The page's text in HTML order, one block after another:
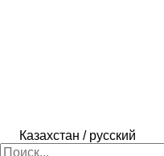
Казахстан / русский